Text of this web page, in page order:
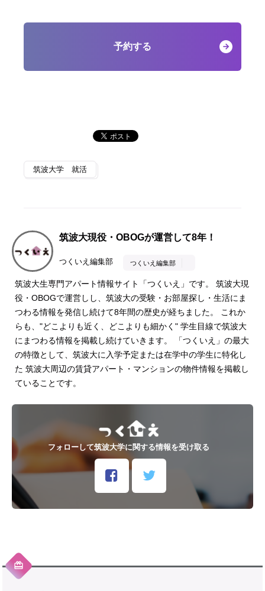
予約する
筑波大学 就活
筑波大現役・OBOGが運営して8年！
つくいえ編集部 つくいえ編集部
筑波大生専門アパート情報サイト「つくいえ」です。 筑波大現
役・OBOGで運営しし、筑波大の受験・お部屋探し・生活にま
つわる情報を発信し続けて8年間の歴史が経ちました。 これか
らも、"どこよりも近く、どこよりも細かく" 学生目線で筑波大
にまつわる情報を掲載し続けていきます。 「つくいえ」の最大
の特徴として、筑波大に入学予定または在学中の学生に特化し
た 筑波大周辺の賃貸アパート・マンションの物件情報を掲載し
ていることです。
フォローして筑波大学に関する情報を受け取る